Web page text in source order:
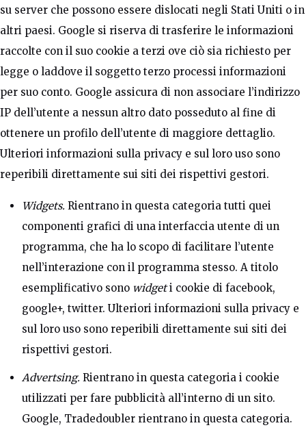
su server che possono essere dislocati negli Stati Uniti o in
altri paesi. Google si riserva di trasferire le informazioni
raccolte con il suo cookie a terzi ove ciò sia richiesto per
legge o laddove il soggetto terzo processi informazioni
per suo conto. Google assicura di non associare l’indirizzo
IP dell’utente a nessun altro dato posseduto al fine di
ottenere un profilo dell’utente di maggiore dettaglio.
Ulteriori informazioni sulla privacy e sul loro uso sono
reperibili direttamente sui siti dei rispettivi gestori.
Widgets. Rientrano in questa categoria tutti quei
componenti grafici di una interfaccia utente di un
programma, che ha lo scopo di facilitare l’utente
nell’interazione con il programma stesso. A titolo
esemplificativo sono widgeti cookie di facebook,
google+, twitter. Ulteriori informazioni sulla privacy e
sul loro uso sono reperibili direttamente sui siti dei
rispettivi gestori.
Advertsing. Rientrano in questa categoria i cookie
utilizzati per fare pubblicità all’interno di un sito.
Google, Tradedoubler rientrano in questa categoria.